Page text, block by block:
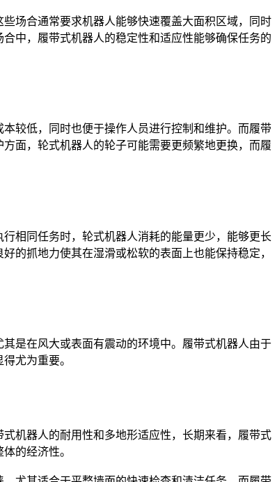
场合通常要求机器人能够快速覆盖大面积区域，同时
中，履带式机器人的稳定性和适应性能够确保任务的
较低，同时也便于操作人员进行控制和维护。而履带
面，轮式机器人的轮子可能需要更频繁地更换，而履
相同任务时，轮式机器人消耗的能量更少，能够更长
的抓地力使其在湿滑或松软的表面上也能保持稳定，
是在风大或表面有震动的环境中。履带式机器人由于
尤为重要。
机器人的耐用性和多地形适应性，长期来看，履带式
的经济性。